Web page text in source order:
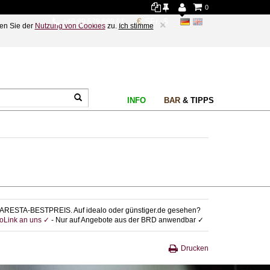
Sie der Nutzung von Cookieszu. Ich stimme ×
0
+49 89 578 689 61
BAR& TIPPS
INFO
BESTPREIS. Auf idealo oder günstiger.de gesehen?
an uns ✓ - Nur auf Angebote aus der BRD anwendbar ✓
Drucken